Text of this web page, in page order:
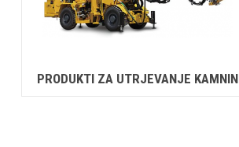
PRODUKTI ZA UTRJEVANJE KAMNIN